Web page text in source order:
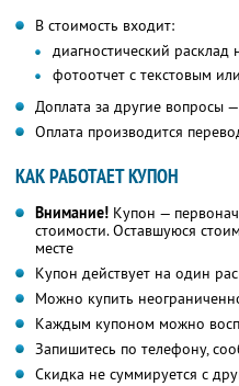
В стоимость входит:
диагностический расклад
фотоотчет с текстовым
Доплата за другие вопросы
Оплата производится
КАК РАБОТАЕТ КУПОН
Внимание! Купон —
стоимости. Оставшуюся
месте
Купон действует на один
Можно купить
Каждым купоном можно
Запишитесь по телефону,
Скидка не суммируется с